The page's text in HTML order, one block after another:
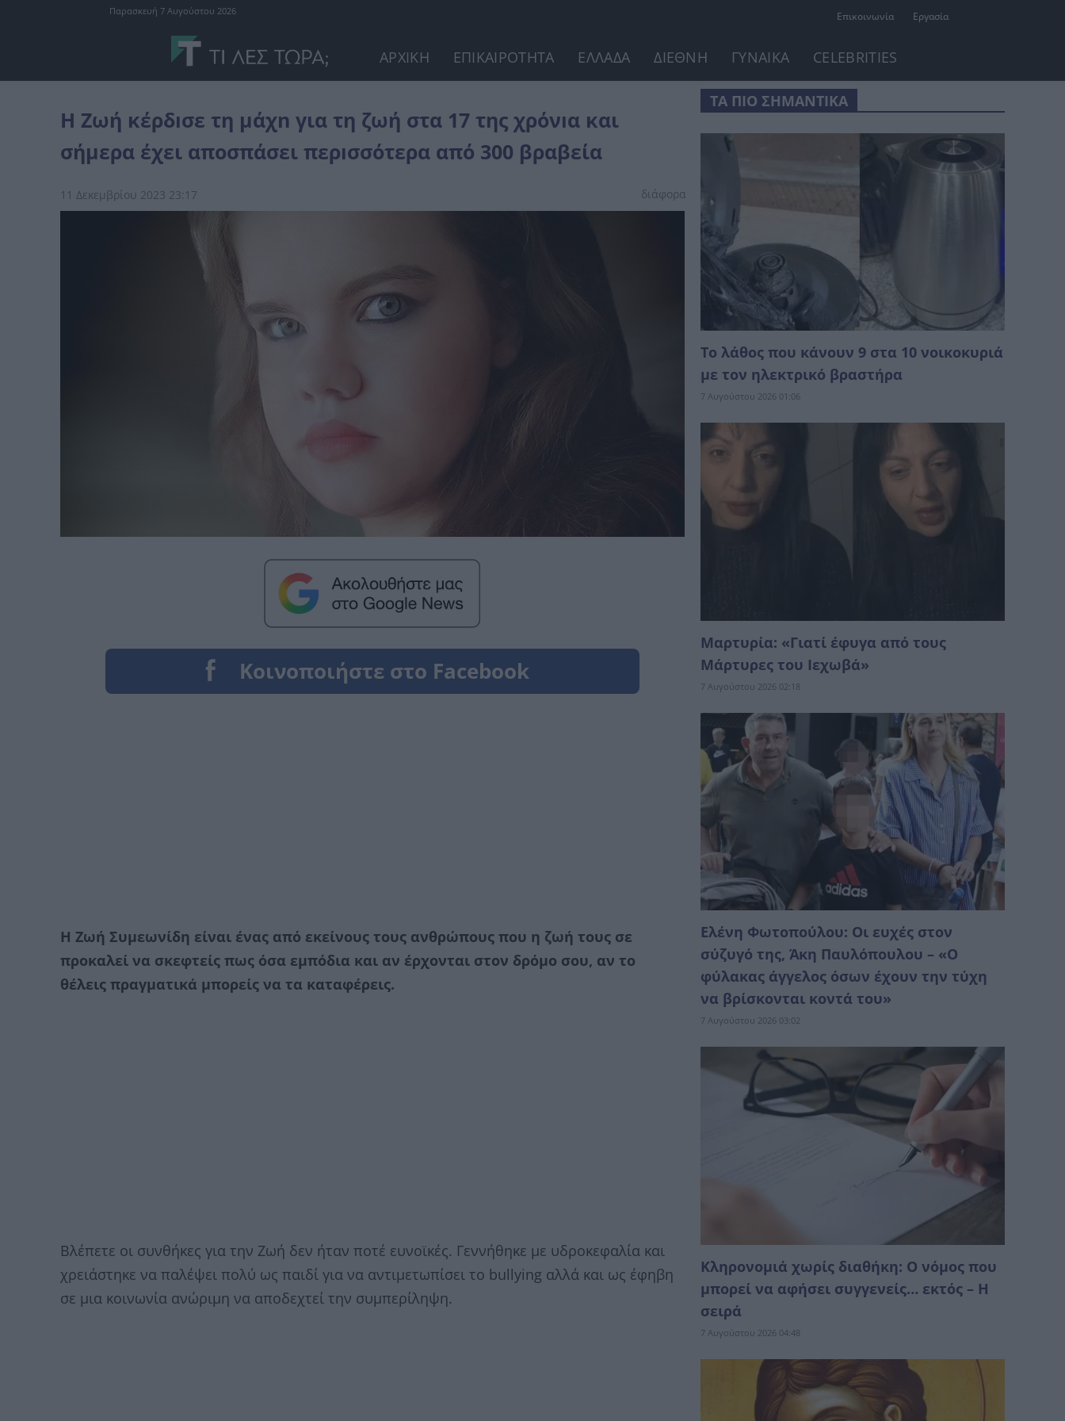
Επικοινωνία Εργασία
Παρασκευή 7 Αυγούστου 2026
ΑΡΧΙΚΗ ΕΠΙΚΑΙΡΟΤΗΤΑ ΕΛΛΑΔΑ ΔΙΕΘΝΗ ΓΥΝΑΙΚΑ CELEBRITIES
Η Ζωή κέρδıσε τη μάχn για τη ζωή στα 17 της χρόνıα και
σήμερα έχει αποσπάσει περıσσότερα από 300 βραβεία
11 Δεκεμβρίου 2023 23:17 διάφορα
Η Ζωή Συμεωνίδη είναι ένας από εκείνους τους ανθρώπους που η ζωή τους σε
προκαλεί να σκεφτείς πως όσα εμπόδια και αν έρχονται στον δρόμο σου, αν το
θέλεις πραγματικά μπορείς να τα καταφέρεις.
Βλέπετε οι συνθήκες για την Ζωή δεν ήταν ποτέ ευνοϊκές. Γεννήθηκε με υδροκεφαλία και
χρειάστηκε να παλέψει πολύ ως παιδί για να αντιμετωπίσει το bullying αλλά και ως έφηβη
σε μια κοινωνία ανώριμη να αποδεχτεί την συμπερίληψη.
ΤΑ ΠΙΟ ΣΗΜΑΝΤΙΚΑ
Το λάθος που κάνουν 9 στα 10 νοικοκυριά
με τον ηλεκτρικό βραστήρα
7 Αυγούστου 2026 01:06
Μαρτυρία: «Γιατί έφυγα από τους
Μάρτυρες του Ιεχωβά»
7 Αυγούστου 2026 02:18
Ελένη Φωτοπούλου: Οι ευχές στον
σύζυγό της, Άκη Παυλόπουλου – «Ο
φύλακας άγγελος όσων έχουν την τύχη
να βρίσκονται κοντά του»
7 Αυγούστου 2026 03:02
Κληρονομιά χωρίς διαθήκη: Ο νόμος που
μπορεί να αφήσει συγγενείς… εκτός – Η
σειρά
7 Αυγούστου 2026 04:48